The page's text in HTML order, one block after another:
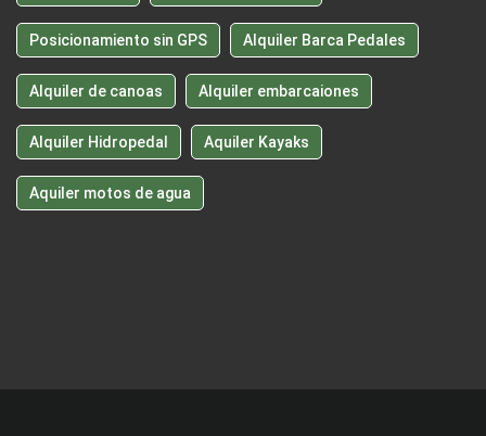
Posicionamiento sin GPS Alquiler Barca Pedales
Alquiler de canoas Alquiler embarcaiones
Alquiler Hidropedal Aquiler Kayaks
Aquiler motos de agua